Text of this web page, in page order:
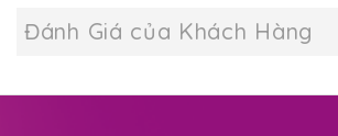
Đánh Giá của Khách Hàng